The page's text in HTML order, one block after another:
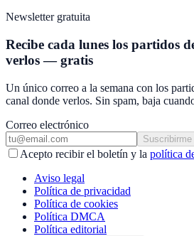
Newsletter gratuita
Recibe cada lunes los partidos
verlos — gratis
Un único correo a la semana con los
canal donde verlos. Sin spam, baja
Correo electrónico
Suscribirme
Acepto recibir el boletín y la política
Aviso legal
Política de privacidad
Política de cookies
Política DMCA
Política editorial